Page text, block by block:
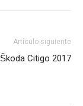
Artículo siguiente
Škoda Citigo 2017